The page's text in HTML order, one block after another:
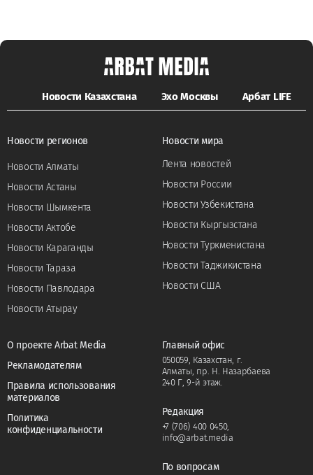
Новости Казахстана Эхо Москвы Арбат LIFE
Новости регионов
Новости Алматы
Новости Астаны
Новости Шымкента
Новости Актобе
Новости Караганды
Новости Тараза
Новости Павлодара
Новости Атырау
Новости мира
Лента новостей
Новости России
Новости Узбекистана
Новости Кыргызстана
Новости Туркменистана
Новости Таджикистана
Новости США
О проекте Arbat Media
Рекламодателям
Правила использования
материалов
Политика
конфиденциальности
Главный офис
050059, Казахстан, г.
Алматы, пр. Н. Назарбаева
240 Г, 9-й этаж.
Редакция
+7 (706) 400 0450,
info@arbat.media
По вопросам